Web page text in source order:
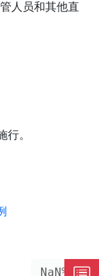
人员和其他直
。
NaN%